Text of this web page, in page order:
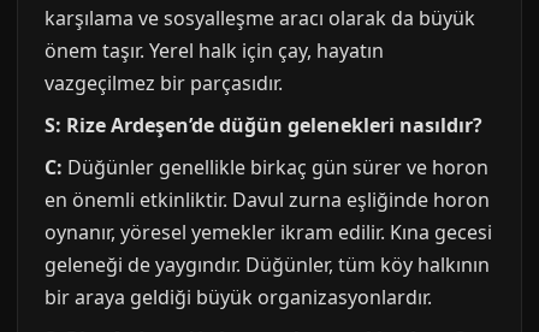
karşılama ve sosyalleşme aracı olarak da büyük
önem taşır. Yerel halk için çay, hayatın
vazgeçilmez bir parçasıdır.
S: Rize Ardeşen’de düğün gelenekleri nasıldır?
C: Düğünler genellikle birkaç gün sürer ve horon
en önemli etkinliktir. Davul zurna eşliğinde horon
oynanır, yöresel yemekler ikram edilir. Kına gecesi
geleneği de yaygındır. Düğünler, tüm köy halkının
bir araya geldiği büyük organizasyonlardır.